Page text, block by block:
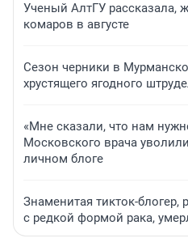
Ученый АлтГУ рассказала,
комаров в августе
Сезон черники в
хрустящего ягодного
«Мне сказали, что нам
Московского врача
личном блоге
Знаменитая тикток-
с редкой формой рака,